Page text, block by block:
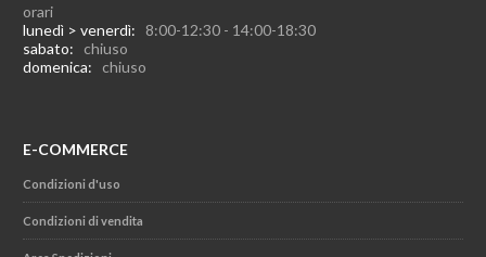
orari
lunedì > venerdì: 8:00-12:30 - 14:00-18:30
sabato: chiuso
domenica: chiuso
E-COMMERCE
Condizioni d'uso
Condizioni di vendita